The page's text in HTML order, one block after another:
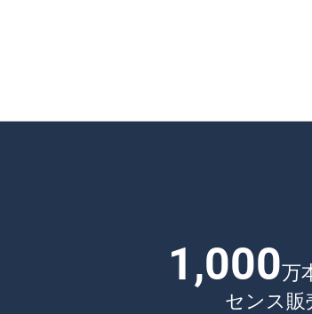
1,000万
センス販